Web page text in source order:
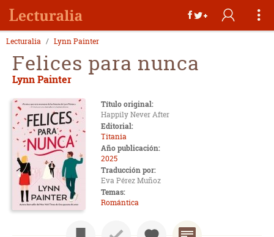
Lecturalia Lynn Painter
Felices para nunca
Lynn Painter
Título original:
Happily Never After
Editorial:
Titania
Año publicación:
2025
Traducción por:
Eva Pérez Muñoz
Temas:
Romántica